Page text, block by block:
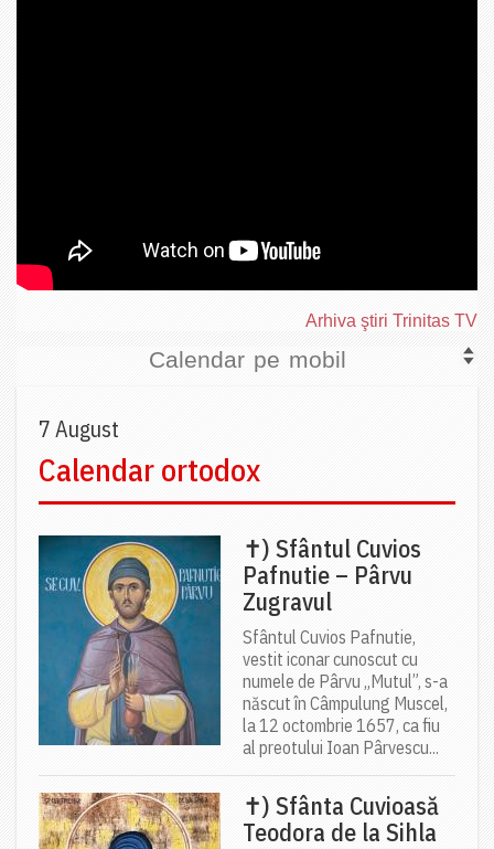
Arhiva ştiri Trinitas TV
Calendar pe mobil
7 August
Calendar ortodox
✝) Sfântul Cuvios
Pafnutie – Pârvu
Zugravul
Sfântul Cuvios Pafnutie,
vestit iconar cunoscut cu
numele de Pârvu „Mutul”, s-a
născut în Câmpulung Muscel,
la 12 octombrie 1657, ca fiu
al preotului Ioan Pârvescu...
✝) Sfânta Cuvioasă
Teodora de la Sihla